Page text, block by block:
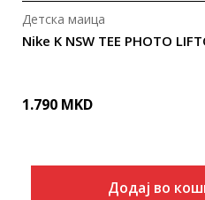
Nike K NSW TEE PHOTO
Детска маица
1.790 MKD
Додај во